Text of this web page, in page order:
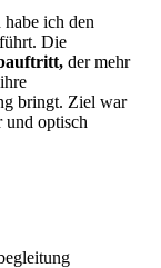
ich den
Die
der mehr
bringt. Ziel war
und optisch